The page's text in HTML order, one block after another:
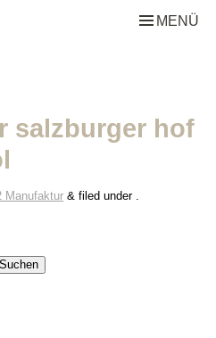
MENÜ
salzburger hof
Manufaktur &filed under .